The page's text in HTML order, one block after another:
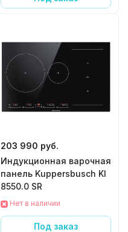
203 990 руб.
Индукционная варочная
панель Kuppersbusch KI
8550.0 SR
Нет в наличии
Под заказ